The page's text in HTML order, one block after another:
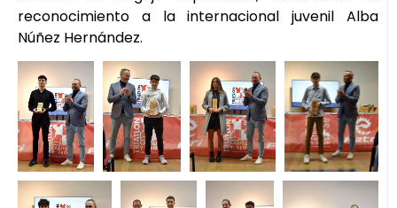
reconocimiento a la internacional juvenil Alba
Núñez Hernández.